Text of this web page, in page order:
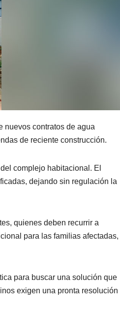
nuevos contratos de agua
de reciente construcción.
complejo habitacional. El
dejando sin regulación la
quienes deben recurrir a
para las familias afectadas,
para buscar una solución que
exigen una pronta resolución